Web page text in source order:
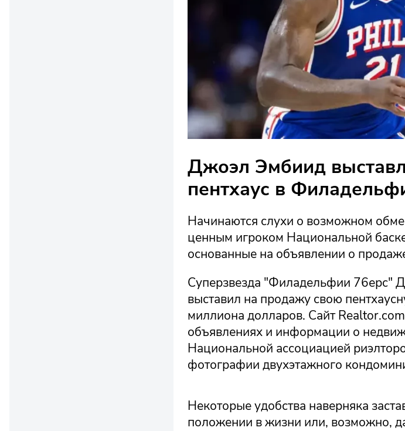
Джоэл Эмбиид
пентхаус в
Начинаются слухи о возможном
ценным игроком Национальной
основанные на объявлении о
Суперзвезда "Филадельфии 76ерс"
выставил на продажу свою
миллиона долларов. Сайт
объявлениях и информации о
Национальной ассоциацией
фотографии двухэтажного
Некоторые удобства наверняка
положении в жизни или, возможно,